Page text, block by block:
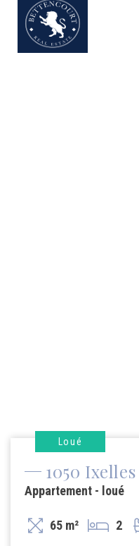
Loué
1050 Ixelles
Appartement - loué
65 m² 2